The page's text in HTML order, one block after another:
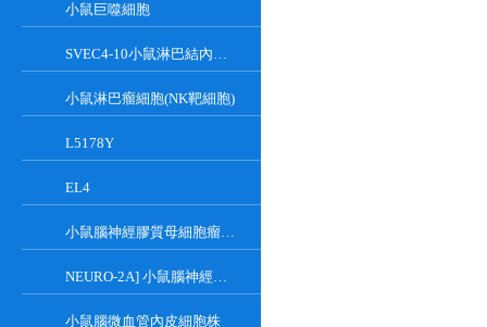
小鼠巨噬細胞
SVEC4-10小鼠淋巴結內皮細胞
小鼠淋巴瘤細胞(NK靶細胞)
L5178Y
EL4
小鼠腦神經膠質母細胞瘤瘤株
NEURO-2A] 小鼠腦神經瘤細胞
小鼠腦微血管內皮細胞株